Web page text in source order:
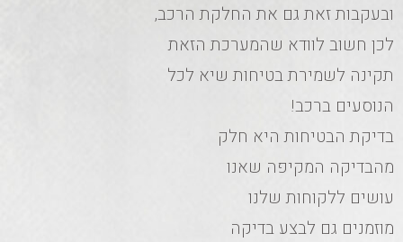
ובעקבות זאת גם את החלקת הרכב,
לכן חשוב לוודא שהמערכת הזאת
תקינה לשמירת בטיחות שיא לכל
הנוסעים ברכב!
בדיקת הבטיחות היא חלק
מהבדיקה המקיפה שאנו
עושים ללקוחות שלנו
מוזמנים גם לבצע בדיקה